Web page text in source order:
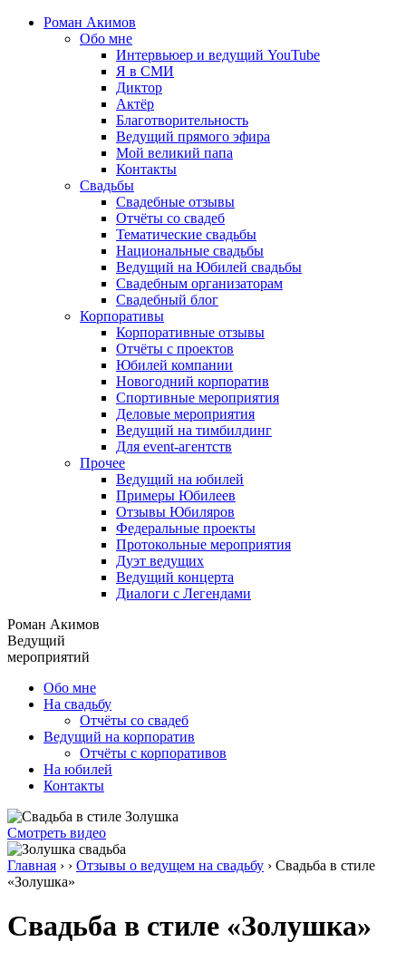
Роман Акимов
Обо мне
Интервьюер и ведущий YouTube
Я в СМИ
Диктор
Актёр
Благотворительность
Ведущий прямого эфира
Мой великий папа
Контакты
Свадьбы
Свадебные отзывы
Отчёты со свадеб
Тематические свадьбы
Национальные свадьбы
Ведущий на Юбилей свадьбы
Свадебным организаторам
Свадебный блог
Корпоративы
Корпоративные отзывы
Отчёты с проектов
Юбилей компании
Новогодний корпоратив
Спортивные мероприятия
Деловые мероприятия
Ведущий на тимбилдинг
Для event-агентств
Прочее
Ведущий на юбилей
Примеры Юбилеев
Отзывы Юбиляров
Федеральные проекты
Протокольные мероприятия
Дуэт ведущих
Ведущий концерта
Диалоги с Легендами
Роман Акимов
Ведущий
мероприятий
Обо мне
На свадьбу
Отчёты со свадеб
Ведущий на корпоратив
Отчёты с корпоративов
На юбилей
Контакты
Смотреть видео
Главная › › Отзывы о ведущем на свадьбу › Свадьба в стиле
«Золушка»
Свадьба в стиле «Золушка»